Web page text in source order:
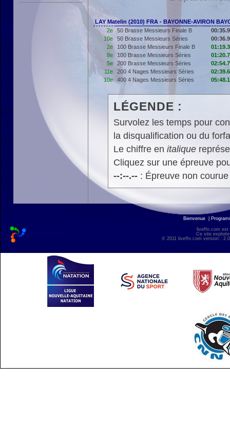
LAY Matelin (2010) FRA - BAYONNE-AVIRON
2e
50 Brasse Messieurs Finale B
10e
50 Brasse Messieurs Séries
2e
100 Brasse Messieurs Finale B
8e
100 Brasse Messieurs Séries
5e
200 Brasse Messieurs Séries
11e
200 4 Nages Messieurs Séries
10e
400 4 Nages Messieurs Séries
LÉGENDE :
Survolez les temps pour
la disqualification ou du
Le chiffre en italique
Cliquez sur une épreuve
--:--.--: Épreuve non
Bienvenue
liveffn.com est
Ce site
© 2011 liveffn.com version :